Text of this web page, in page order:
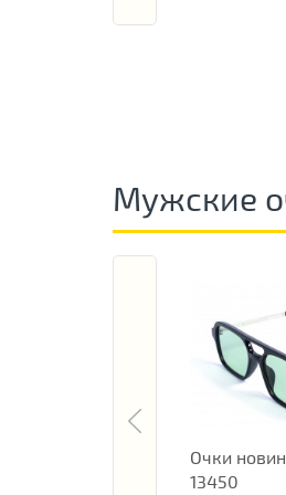
Мужские
Очки
13450